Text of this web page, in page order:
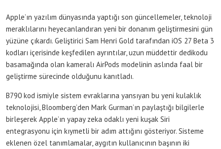
Apple’ın yazılım dünyasında yaptığı son güncellemeler, teknoloji
meraklılarını heyecanlandıran yeni bir donanım geliştirmesini gün
yüzüne çıkardı. Geliştirici Sam Henri Gold tarafından iOS 27 Beta 3
kodları içerisinde keşfedilen ayrıntılar, uzun müddettir dedikodu
basamağında olan kameralı AirPods modelinin aslında faal bir
geliştirme sürecinde olduğunu kanıtladı.
B790 kod ismiyle sistem evraklarına yansıyan bu yeni kulaklık
teknolojisi, Bloomberg’den Mark Gurman’ın paylaştığı bilgilerle
birleşerek Apple’ın yapay zeka odaklı yeni kuşak Siri
entegrasyonu için kıymetli bir adım attığını gösteriyor. Sisteme
eklenen özel tanımlamalar, aygıtın kullanıcının başının iki